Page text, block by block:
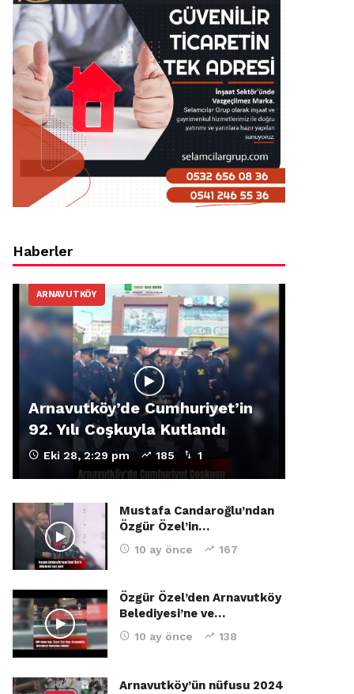
Haberler
ARNAVUTKÖY
Arnavutköy’de Cumhuriyet’in
92. Yılı Coşkuyla Kutlandı
Eki 28, 2:29 pm 185 1
Mustafa Candaroğlu’ndan
Özgür Özel’in…
10 ay önce 167
Özgür Özel’den Arnavutköy
Belediyesi’ne ve…
10 ay önce 138
Arnavutköy’ün nüfusu 2024